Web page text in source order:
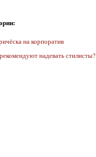
на корпоратив
надевать стилисты?